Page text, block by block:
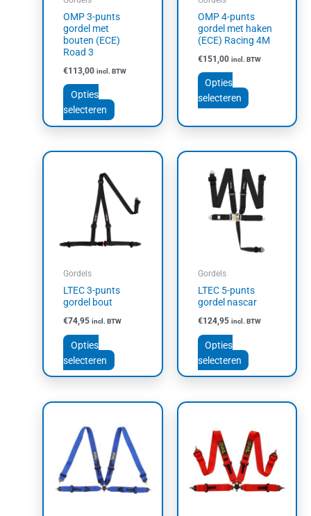
OMP 3-punts
gordel met
bouten (ECE)
Road 3
€113,00 incl. BTW
Opties
selecteren
worden
op
productpagina
OMP 4-punts
gordel met haken
(ECE) Racing 4M
€151,00 incl. BTW
Opties
selecteren
worden
op
Gordels
LTEC 3-punts
gordel bout
€74,95 incl. BTW
Opties
selecteren
heeft
meerdere
optie
worden
de
Gordels
LTEC 5-punts
gordel nascar
€124,95 incl. BTW
Opties
selecteren
product
heeft
meerdere
variaties.
optie
worden
de
product
heeft
meerdere
variaties.
Deze
heeft
meerdere
variaties.
Deze